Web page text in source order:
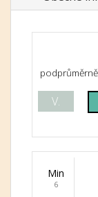
V.
Min
6